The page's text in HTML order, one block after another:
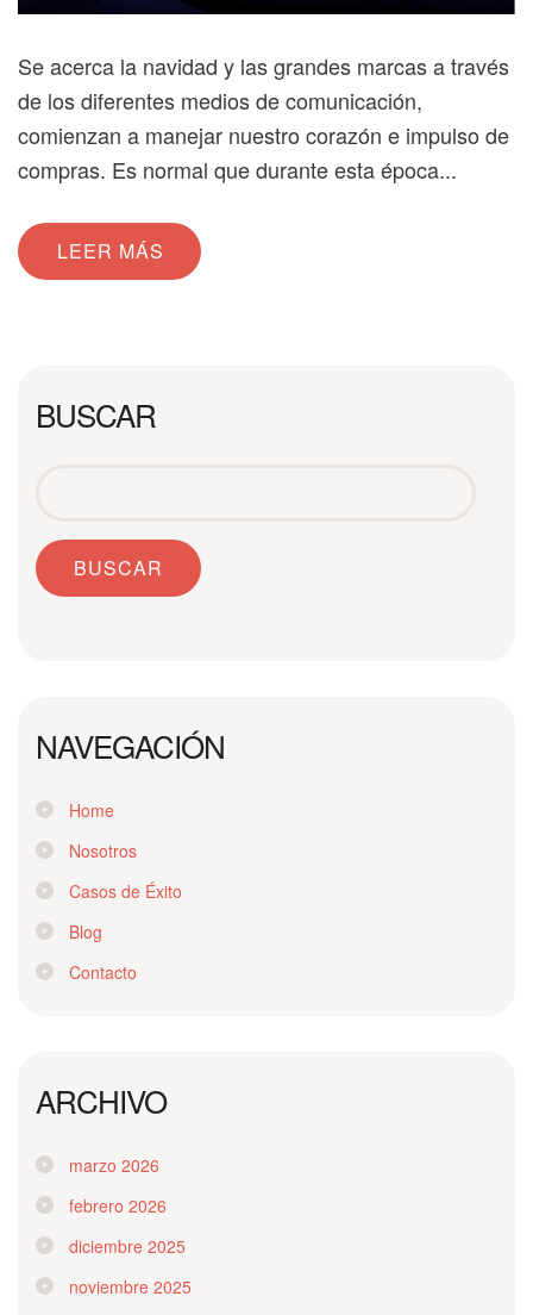
Se acerca la navidad y las grandes marcas a través
de los diferentes medios de comunicación,
comienzan a manejar nuestro corazón e impulso de
compras. Es normal que durante esta época...
LEER MÁS
BUSCAR
NAVEGACIÓN
Home
Nosotros
Casos de Éxito
Blog
Contacto
ARCHIVO
marzo 2026
febrero 2026
diciembre 2025
noviembre 2025